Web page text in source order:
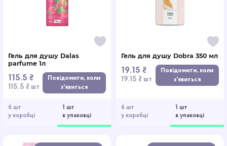
6 шт
у коробці
1 шт
в упаковці
Гель для душу Dalas
parfume 1л
115.5 ₴
115.5 ₴ шт
Повідомити, коли
з'явиться
6 шт
у коробці
1 шт
в упаковці
Гель для душу Dobra 350 мл
19.15 ₴
19.15 ₴ шт
Повідомити, коли
з'явиться